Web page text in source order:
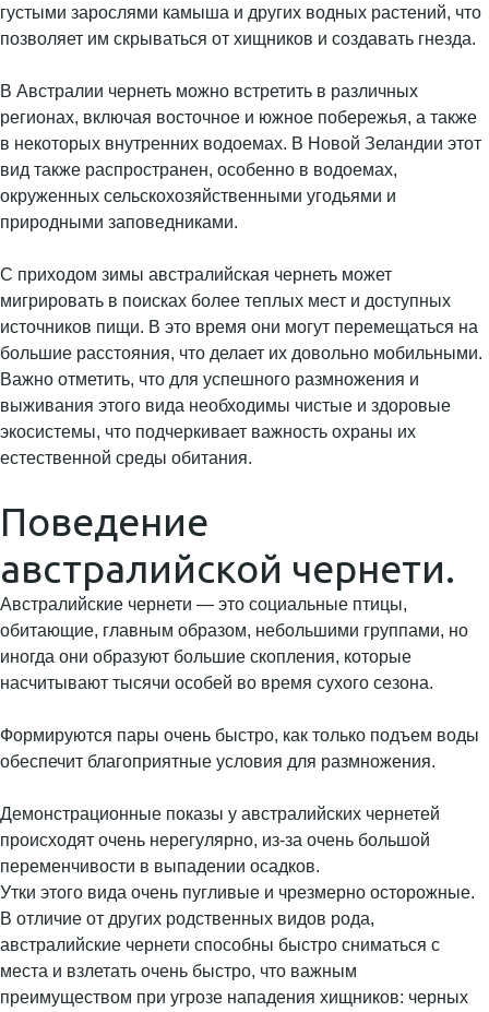
густыми зарослями камыша и других водных растений, что
позволяет им скрываться от хищников и создавать гнезда.
В Австралии чернеть можно встретить в различных
регионах, включая восточное и южное побережья, а также
в некоторых внутренних водоемах. В Новой Зеландии этот
вид также распространен, особенно в водоемах,
окруженных сельскохозяйственными угодьями и
природными заповедниками.
С приходом зимы австралийская чернеть может
мигрировать в поисках более теплых мест и доступных
источников пищи. В это время они могут перемещаться на
большие расстояния, что делает их довольно мобильными.
Важно отметить, что для успешного размножения и
выживания этого вида необходимы чистые и здоровые
экосистемы, что подчеркивает важность охраны их
естественной среды обитания.
Поведение
австралийской чернети.
Австралийские чернети — это социальные птицы,
обитающие, главным образом, небольшими группами, но
иногда они образуют большие скопления, которые
насчитывают тысячи особей во время сухого сезона.
Формируются пары очень быстро, как только подъем воды
обеспечит благоприятные условия для размножения.
Демонстрационные показы у австралийских чернетей
происходят очень нерегулярно, из-за очень большой
переменчивости в выпадении осадков.
Утки этого вида очень пугливые и чрезмерно осторожные.
В отличие от других родственных видов рода,
австралийские чернети способны быстро сниматься с
места и взлетать очень быстро, что важным
преимуществом при угрозе нападения хищников: черных